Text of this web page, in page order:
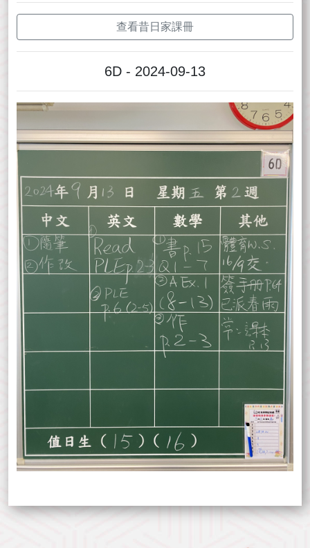
查看昔日家課冊
6D - 2024-09-13